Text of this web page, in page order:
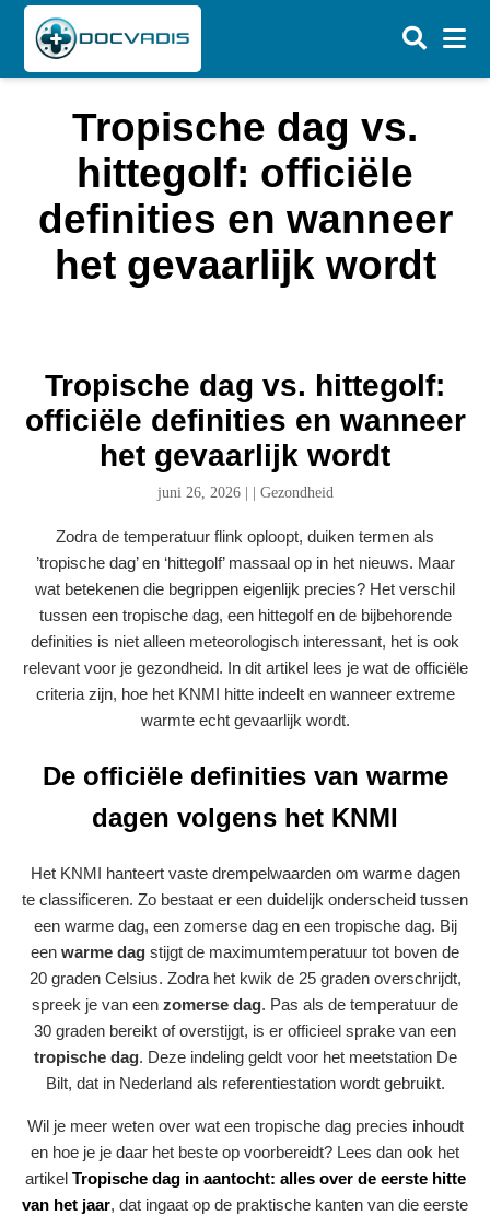
Tropische dag vs.
hittegolf: officiële
definities en wanneer
het gevaarlijk wordt
Tropische dag vs. hittegolf:
officiële definities en wanneer
het gevaarlijk wordt
juni 26, 2026| Gezondheid
Zodra de temperatuur flink oploopt, duiken termen als
’tropische dag’ en ‘hittegolf’ massaal op in het nieuws. Maar
wat betekenen die begrippen eigenlijk precies? Het verschil
tussen een tropische dag, een hittegolf en de bijbehorende
definities is niet alleen meteorologisch interessant, het is ook
relevant voor je gezondheid. In dit artikel lees je wat de officiële
criteria zijn, hoe het KNMI hitte indeelt en wanneer extreme
warmte echt gevaarlijk wordt.
De officiële definities van warme
dagen volgens het KNMI
Het KNMI hanteert vaste drempelwaarden om warme dagen
te classificeren. Zo bestaat er een duidelijk onderscheid tussen
een warme dag, een zomerse dag en een tropische dag. Bij
een warme dag stijgt de maximumtemperatuur tot boven de
20 graden Celsius. Zodra het kwik de 25 graden overschrijdt,
spreek je van een zomerse dag. Pas als de temperatuur de
30 graden bereikt of overstijgt, is er officieel sprake van een
tropische dag. Deze indeling geldt voor het meetstation De
Bilt, dat in Nederland als referentiestation wordt gebruikt.
Wil je meer weten over wat een tropische dag precies inhoudt
en hoe je je daar het beste op voorbereidt? Lees dan ook het
artikel Tropische dag in aantocht: alles over de eerste hitte
van het jaar, dat ingaat op de praktische kanten van die eerste